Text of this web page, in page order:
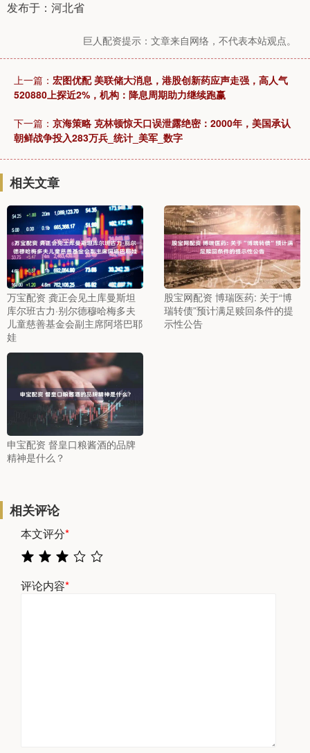
发布于：河北省
巨人配资提示：文章来自网络，不代表本站观点。
上一篇： 宏图优配 美联储大消息，港股创新药应声走强，高人气
520880上探近2%，机构：降息周期助力继续跑赢
下一篇： 京海策略 克林顿惊天口误泄露绝密：2000年，美国承认
朝鲜战争投入283万兵_统计_美军_数字
相关文章
万宝配资 龚正会见土库曼斯坦
库尔班古力·别尔德穆哈梅多夫
儿童慈善基金会副主席阿塔巴耶
娃
股宝网配资 博瑞医药: 关于“博
瑞转债”预计满足赎回条件的提
示性公告
申宝配资 督皇口粮酱酒的品牌
精神是什么？
相关评论
本文评分*
评论内容*